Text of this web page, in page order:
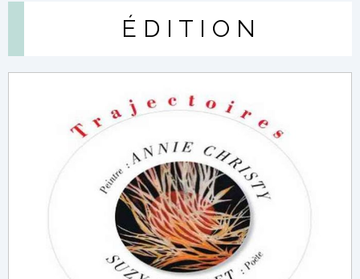
É D I T I O N